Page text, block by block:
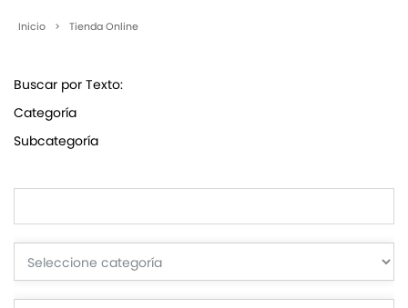
Inicio > Tienda Online
Buscar por Texto:
Categoría
Subcategoría